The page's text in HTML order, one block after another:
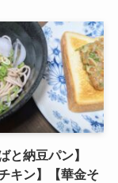
と納豆パン】
キン】【華金そ